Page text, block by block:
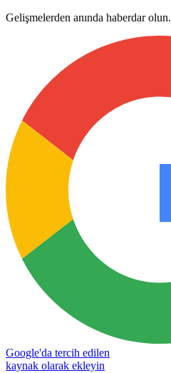
Gelişmelerden anında haberdar olun.
Google'da tercih edilen
kaynak olarak ekleyin